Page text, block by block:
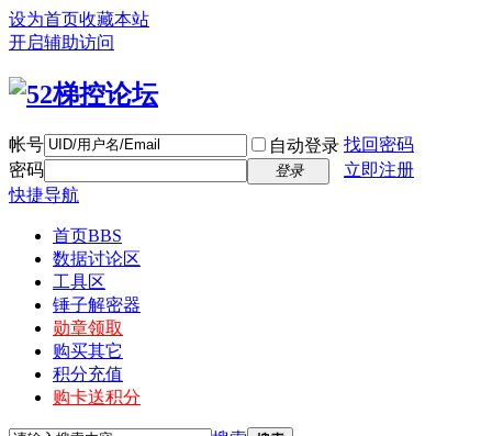
设为首页收藏本站
开启辅助访问
帐号 自动登录 找回密码
密码
登录
立即注册
快捷导航
首页BBS
数据讨论区
工具区
锤子解密器
勋章领取
购买其它
积分充值
购卡送积分